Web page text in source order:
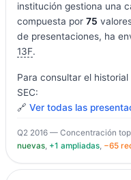
institución gestiona una
compuesta por 75
de presentaciones, ha
13F.
Para consultar el
SEC:
🔗 Ver todas las
Q2 2016 — Concentración top
nuevas, +1 ampliadas, −65